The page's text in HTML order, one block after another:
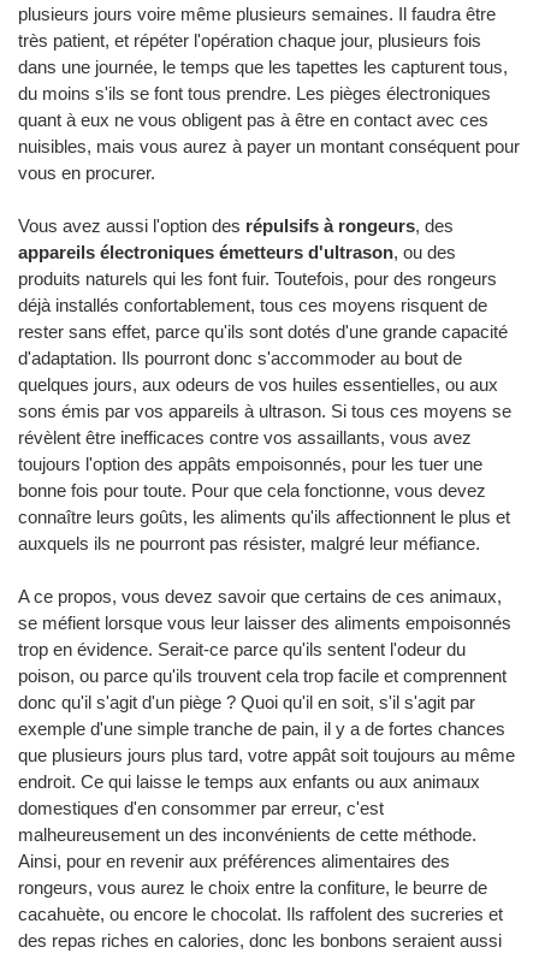
plusieurs jours voire même plusieurs semaines. Il faudra être
très patient, et répéter l'opération chaque jour, plusieurs fois
dans une journée, le temps que les tapettes les capturent tous,
du moins s'ils se font tous prendre. Les pièges électroniques
quant à eux ne vous obligent pas à être en contact avec ces
nuisibles, mais vous aurez à payer un montant conséquent pour
vous en procurer.
Vous avez aussi l'option des répulsifs à rongeurs, des
appareils électroniques émetteurs d'ultrason, ou des
produits naturels qui les font fuir. Toutefois, pour des rongeurs
déjà installés confortablement, tous ces moyens risquent de
rester sans effet, parce qu'ils sont dotés d'une grande capacité
d'adaptation. Ils pourront donc s'accommoder au bout de
quelques jours, aux odeurs de vos huiles essentielles, ou aux
sons émis par vos appareils à ultrason. Si tous ces moyens se
révèlent être inefficaces contre vos assaillants, vous avez
toujours l'option des appâts empoisonnés, pour les tuer une
bonne fois pour toute. Pour que cela fonctionne, vous devez
connaître leurs goûts, les aliments qu'ils affectionnent le plus et
auxquels ils ne pourront pas résister, malgré leur méfiance.
A ce propos, vous devez savoir que certains de ces animaux,
se méfient lorsque vous leur laisser des aliments empoisonnés
trop en évidence. Serait-ce parce qu'ils sentent l'odeur du
poison, ou parce qu'ils trouvent cela trop facile et comprennent
donc qu'il s'agit d'un piège ? Quoi qu'il en soit, s'il s'agit par
exemple d'une simple tranche de pain, il y a de fortes chances
que plusieurs jours plus tard, votre appât soit toujours au même
endroit. Ce qui laisse le temps aux enfants ou aux animaux
domestiques d'en consommer par erreur, c'est
malheureusement un des inconvénients de cette méthode.
Ainsi, pour en revenir aux préférences alimentaires des
rongeurs, vous aurez le choix entre la confiture, le beurre de
cacahuète, ou encore le chocolat. Ils raffolent des sucreries et
des repas riches en calories, donc les bonbons seraient aussi